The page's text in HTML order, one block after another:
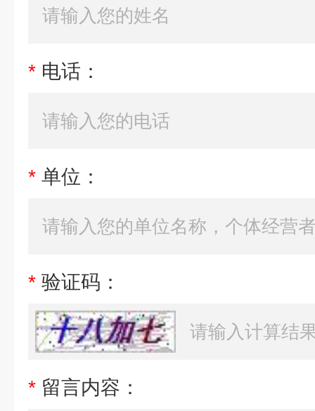
* 电话：
* 单位：
* 验证码：
* 留言内容：